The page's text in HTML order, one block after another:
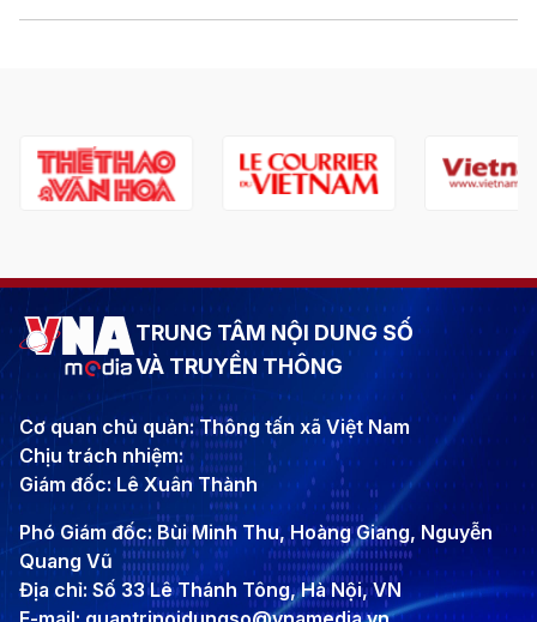
TRUNG TÂM NỘI DUNG SỐ
VÀ TRUYỀN THÔNG
Cơ quan chủ quản: Thông tấn xã Việt Nam
Chịu trách nhiệm:
Giám đốc: Lê Xuân Thành
Phó Giám đốc: Bùi Minh Thu, Hoàng Giang, Nguyễn
Quang Vũ
Địa chỉ: Số 33 Lê Thánh Tông, Hà Nội, VN